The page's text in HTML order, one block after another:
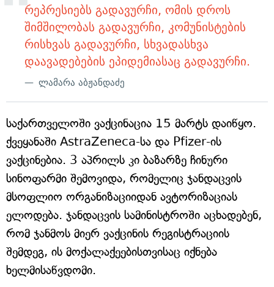
რეპრესიებს გადავურჩი, ომის დროს
შიმშილობას გადავურჩი, კომუნისტების
რისხვას გადავურჩი, სხვადასხვა
დაავადებების ეპიდემიასაც გადავურჩი.
ლამარა აბჟანდაძე
საქართველოში ვაქცინაცია 15 მარტს დაიწყო.
ქვეყანაში AstraZeneca-სა და Pfizer-ის
ვაქცინებია. 3 აპრილს კი ბაზარზე ჩინური
სინოფარმი შემოვიდა, რომელიც ჯანდაცვის
მსოფლიო ორგანიზაციიდან ავტორიზაციას
ელოდება. ჯანდაცვის სამინისტროში აცხადებენ,
რომ ჯანმოს მიერ ვაქცინის რეგისტრაციის
შემდეგ, ის მოქალაქეებისთვისაც იქნება
ხელმისაწვდომი.